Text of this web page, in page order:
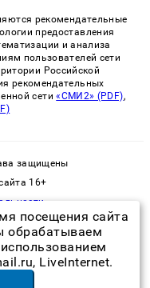
рекомендательные
предоставления
и анализа
пользователей сети
Российской
рекомендательных
сети«СМИ2» (PDF),
защищены
16+
посещения сайта
обрабатываем
LiveInternet.